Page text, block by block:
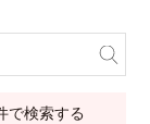
で検索する